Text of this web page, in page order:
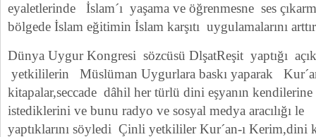
eyaletlerinde İslam´ı yaşama ve öğrenmesne ses
bölgede İslam eğitimin İslam karşıtı uygulamalarını
Dünya Uygur Kongresi sözcüsü DlşatReşit yaptığı
yetkililerin Müslüman Uygurlara baskı yaparak
kitapalar,seccade dâhil her türlü dini eşyanın
istediklerini ve bunu radyo ve sosyal medya aracılığı le
yaptıklarını söyledi Çinli yetkililer Kur´an-ı Kerim,dini